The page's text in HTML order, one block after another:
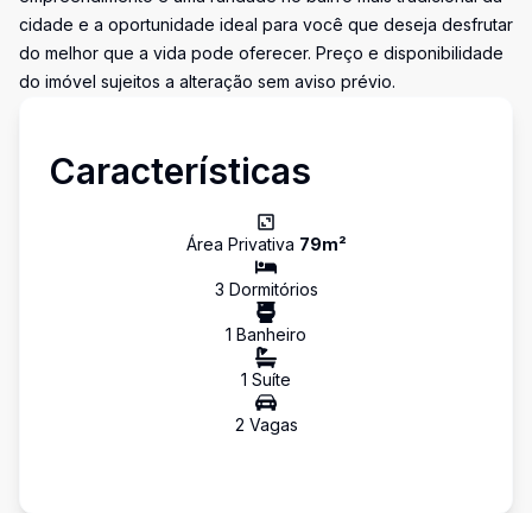
cidade e a oportunidade ideal para você que deseja desfrutar
do melhor que a vida pode oferecer. Preço e disponibilidade
do imóvel sujeitos a alteração sem aviso prévio.
Características
Área Privativa 79m²
3 Dormitórios
1 Banheiro
1 Suíte
2 Vagas